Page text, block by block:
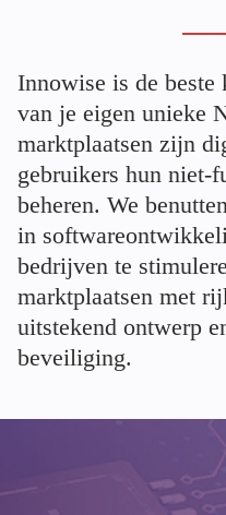
Innowise is de beste
van je eigen unieke
marktplaatsen zijn
gebruikers hun niet-
beheren. We
in
bedrijven te
marktplaatsen met
uitstekend ontwerp
beveiliging.